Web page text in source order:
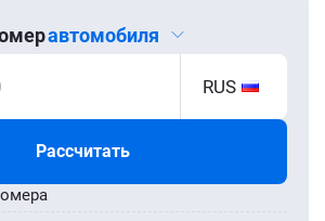
автомобиля
RUS
Рассчитать